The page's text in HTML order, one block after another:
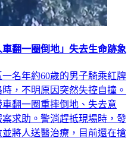
翻一圈倒地」失去生命跡象
名年約60歲的男子騎乘紅牌
，不明原因突然失控自撞。
翻一圈重摔倒地、失去意
求助。警消趕抵現場時，發
將人送醫治療，目前還在搶